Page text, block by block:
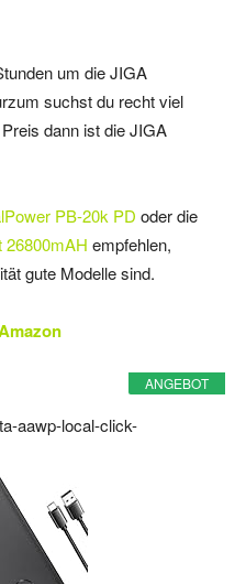
um die JIGA
suchst du recht viel
dann ist die JIGA
PB-20k PD oder die
empfehlen,
gute Modelle sind.
aawp-local-click-
ANGEBOT